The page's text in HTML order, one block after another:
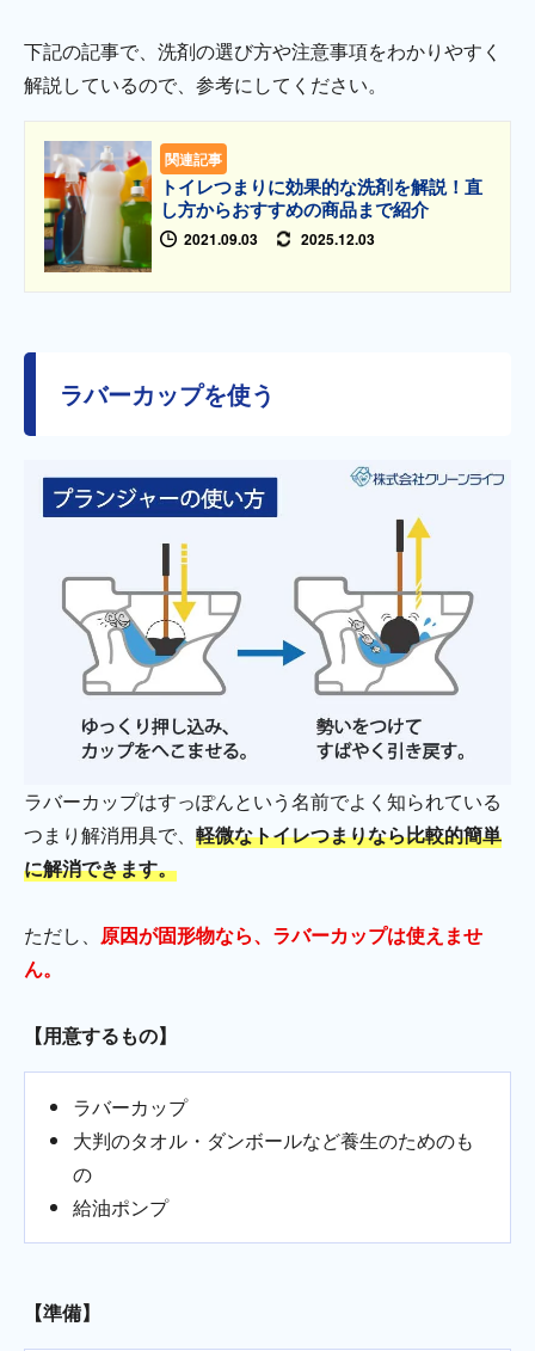
下記の記事で、洗剤の選び方や注意事項をわかりやすく
解説しているので、参考にしてください。
関連記事
トイレつまりに効果的な洗剤を解説！直
し方からおすすめの商品まで紹介
2021.09.03 2025.12.03
ラバーカップを使う
ラバーカップはすっぽんという名前でよく知られている
つまり解消用具で、 軽微なトイレつまりなら比較的簡単
に解消できます。
ただし、 原因が固形物なら、ラバーカップは使えませ
ん。
【用意するもの】
ラバーカップ
大判のタオル・ダンボールなど養生のためのも
の
給油ポンプ
【準備】